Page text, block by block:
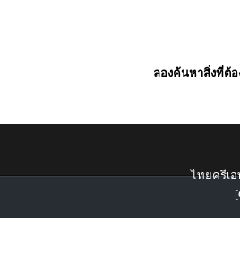
ลองค้นหาสิ่งที่ต้อ
ไทยครีเอ
[